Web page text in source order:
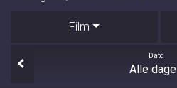
Film
Dato
Alle dage